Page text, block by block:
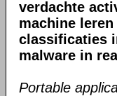
verdachte
machine
classificaties
malware in
Portable